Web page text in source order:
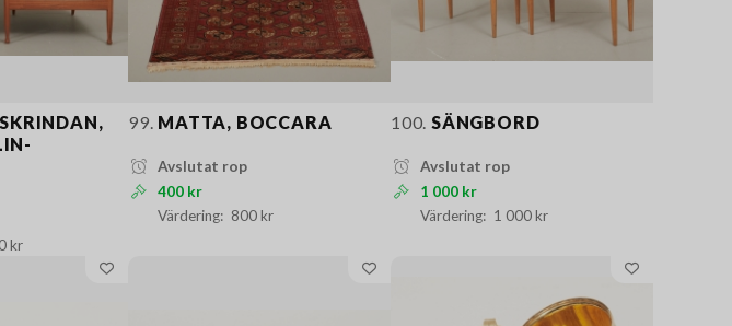
kr
99. MATTA, BOCCARA
Avslutat rop
400 kr
800 kr
100. SÄNGBORD
Avslutat rop
1 000 kr
1 000 kr